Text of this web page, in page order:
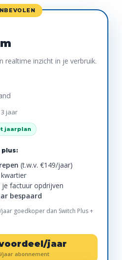
realtime inzicht in je verbruik.
jaar
jaarplan
plus:
(t.w.v. €149/jaar)
factuur opdrijven
bespaard
goedkoper dan Switch Plus +
jaar
jaar abonnement